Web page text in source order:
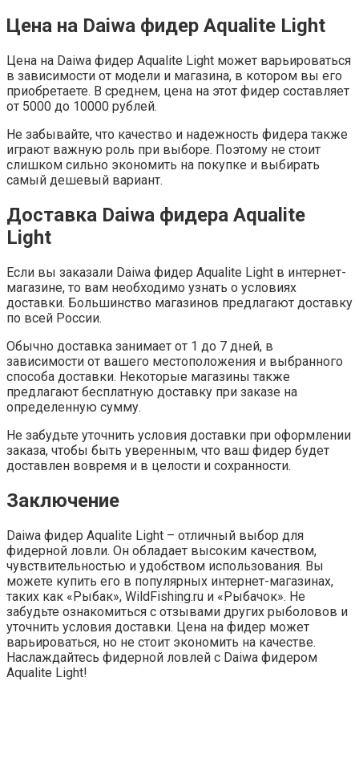
Цена на Daiwa фидер Aqualite Light
Цена на Daiwa фидер Aqualite Light может варьироваться
в зависимости от модели и магазина, в котором вы его
приобретаете. В среднем, цена на этот фидер составляет
от 5000 до 10000 рублей.
Не забывайте, что качество и надежность фидера также
играют важную роль при выборе. Поэтому не стоит
слишком сильно экономить на покупке и выбирать
самый дешевый вариант.
Доставка Daiwa фидера Aqualite
Light
Если вы заказали Daiwa фидер Aqualite Light в интернет-
магазине, то вам необходимо узнать о условиях
доставки. Большинство магазинов предлагают доставку
по всей России.
Обычно доставка занимает от 1 до 7 дней, в
зависимости от вашего местоположения и выбранного
способа доставки. Некоторые магазины также
предлагают бесплатную доставку при заказе на
определенную сумму.
Не забудьте уточнить условия доставки при оформлении
заказа, чтобы быть уверенным, что ваш фидер будет
доставлен вовремя и в целости и сохранности.
Заключение
Daiwa фидер Aqualite Light – отличный выбор для
фидерной ловли. Он обладает высоким качеством,
чувствительностью и удобством использования. Вы
можете купить его в популярных интернет-магазинах,
таких как «Рыбак», WildFishing.ru и «Рыбачок». Не
забудьте ознакомиться с отзывами других рыболовов и
уточнить условия доставки. Цена на фидер может
варьироваться, но не стоит экономить на качестве.
Наслаждайтесь фидерной ловлей с Daiwa фидером
Aqualite Light!